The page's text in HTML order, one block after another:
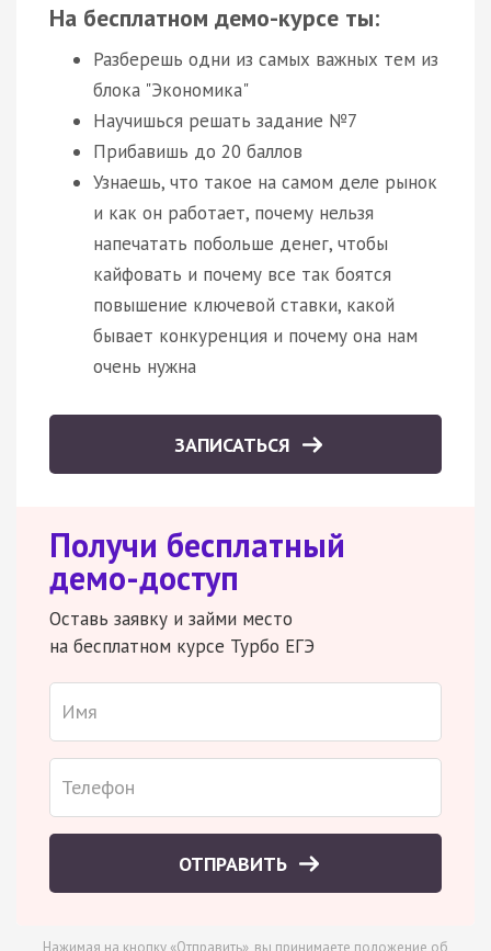
На бесплатном демо-курсе ты:
Разберешь одни из самых важных тем из
блока "Экономика"
Научишься решать задание №7
Прибавишь до 20 баллов
Узнаешь, что такое на самом деле рынок
и как он работает, почему нельзя
напечатать побольше денег, чтобы
кайфовать и почему все так боятся
повышение ключевой ставки, какой
бывает конкуренция и почему она нам
очень нужна
ЗАПИСАТЬСЯ
Получи бесплатный
демо-доступ
Оставь заявку и займи место
на бесплатном курсе Турбо ЕГЭ
ОТПРАВИТЬ
Нажимая на кнопку «Отправить», вы принимаете положение об